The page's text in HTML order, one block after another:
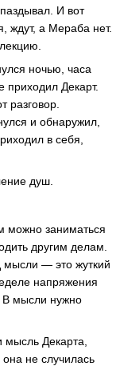
И вот
ждут, а Мераба нет.
ночью, часа
приходил Декарт.
разговор.
и обнаружил,
в себя,
душ.
можно заниматься
другим делам.
мысли — это жуткий
напряжения
В мысли нужно
Декарта,
не случилась